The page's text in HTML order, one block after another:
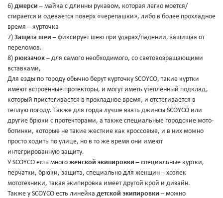
6) джерси – майка с длинны рукавом, которая легко моется/
стирается и одевается поверх «черепашки», либо в более прохладное
время – курточка
7) Защита шеи – фиксирует шею при ударах/падении, защищая от
переломов.
8) рюкзачок – для самого необходимого, со световозращающими
вставками,
Для езды по городу обычно берут курточку SCOYCO, такие куртки
имеют встроенные протекторы, и могут иметь утепленный подклад,
который пристегивается в прохладное время, и отстегивается в
теплую погоду. Также для горда лучше взять джинсы SCOYCO или
другие брюки с протекторами, а также специальные городские мото-
ботинки, которые не такие жесткие как кроссовые, и в них можно
просто ходить по улице, но в то же время они имеют
интегрированную защиту.
У SCOYCO есть много женской экипировки – специальные куртки,
перчатки, брюки, защита, специально для женщин – хозяек
мототехники, такая экипировка имеет другой крой и дизайн.
Также у SCOYCO есть линейка детской экипировки – можно